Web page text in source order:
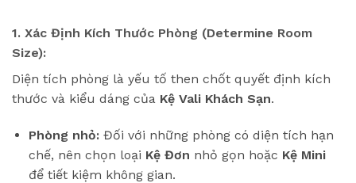
1. Xác Định Kích Thước Phòng (Determine Room
Size):
Diện tích phòng là yếu tố then chốt quyết định kích
thước và kiểu dáng của Kệ Vali Khách Sạn.
Phòng nhỏ:Đối với những phòng có diện tích hạn
chế, nên chọn loại Kệ Đơn nhỏ gọn hoặc Kệ Mini
để tiết kiệm không gian.